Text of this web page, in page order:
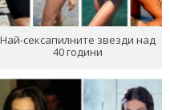
Най-сексапилните звезди над
40 години